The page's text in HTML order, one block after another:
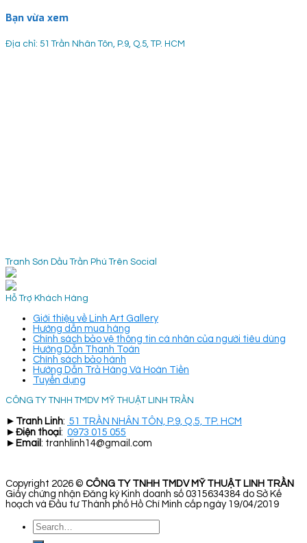
Bạn vừa xem
Địa chỉ: 51 Trần Nhân Tôn, P.9, Q.5, TP. HCM
Tranh Sơn Dầu Trần Phú Trên Social
Hỗ Trợ Khách Hàng
Giới thiệu về Linh Art Gallery
Hướng dẫn mua hàng
Chính sách bảo vệ thông tin cá nhân của người tiêu dùng
Hướng Dẫn Thanh Toán
Chính sách bảo hành
Hướng Dẫn Trả Hàng Và Hoàn Tiền
Tuyển dụng
CÔNG TY TNHH TMDV MỸ THUẬT LINH TRẦN
► Tranh Linh: 51 TRẦN NHÂN TÔN, P.9, Q.5, TP. HCM
► Điện thoại: 0973 015 055
► Email : tranhlinh14@gmail.com
Copyright 2026 © CÔNG TY TNHH TMDV MỸ THUẬT LINH TRẦN
Giấy chứng nhận Đăng ký Kinh doanh số 0315634384 do Sở Kế
hoạch và Đầu tư Thành phố Hồ Chí Minh cấp ngày 19/04/2019
Search
for: